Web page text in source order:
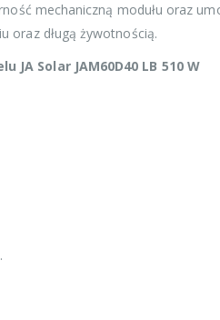
mechaniczną modułu oraz
oraz długą żywotnością.
Solar JAM60D40 LB 510 W